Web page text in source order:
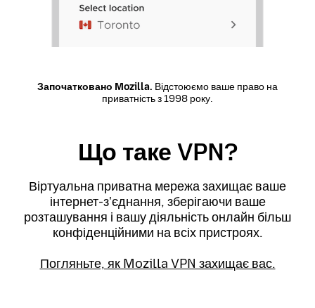
Започатковано Mozilla. Відстоюємо ваше право на
приватність з 1998 року.
Що таке VPN?
Віртуальна приватна мережа захищає ваше
інтернет-з'єднання, зберігаючи ваше
розташування і вашу діяльність онлайн більш
конфіденційними на всіх пристроях.
Погляньте, як Mozilla VPN захищає вас.